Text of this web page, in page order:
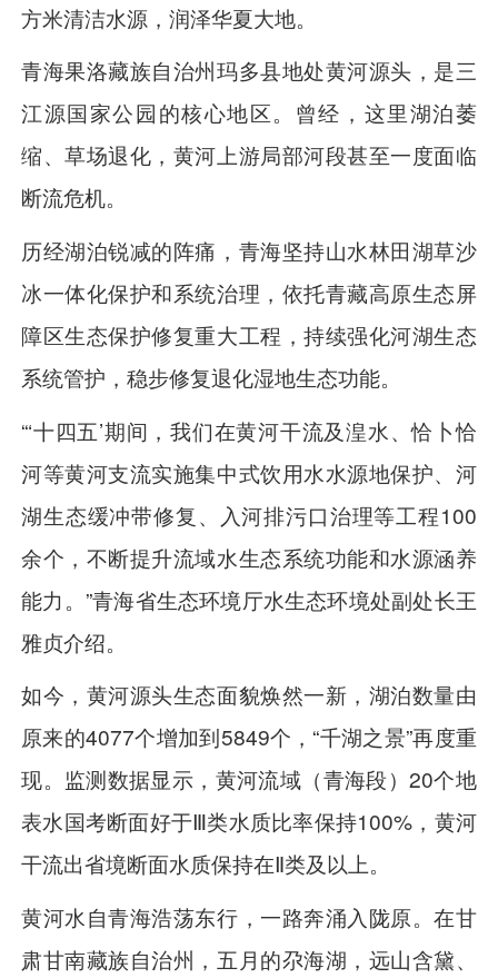
方米清洁水源，润泽华夏大地。
青海果洛藏族自治州玛多县地处黄河源头，是三
江源国家公园的核心地区。曾经，这里湖泊萎
缩、草场退化，黄河上游局部河段甚至一度面临
断流危机。
历经湖泊锐减的阵痛，青海坚持山水林田湖草沙
冰一体化保护和系统治理，依托青藏高原生态屏
障区生态保护修复重大工程，持续强化河湖生态
系统管护，稳步修复退化湿地生态功能。
“‘十四五’期间，我们在黄河干流及湟水、恰卜恰
河等黄河支流实施集中式饮用水水源地保护、河
湖生态缓冲带修复、入河排污口治理等工程100
余个，不断提升流域水生态系统功能和水源涵养
能力。”青海省生态环境厅水生态环境处副处长王
雅贞介绍。
如今，黄河源头生态面貌焕然一新，湖泊数量由
原来的4077个增加到5849个，“千湖之景”再度重
现。监测数据显示，黄河流域（青海段）20个地
表水国考断面好于Ⅲ类水质比率保持100%，黄河
干流出省境断面水质保持在Ⅱ类及以上。
黄河水自青海浩荡东行，一路奔涌入陇原。在甘
肃甘南藏族自治州，五月的尕海湖，远山含黛、